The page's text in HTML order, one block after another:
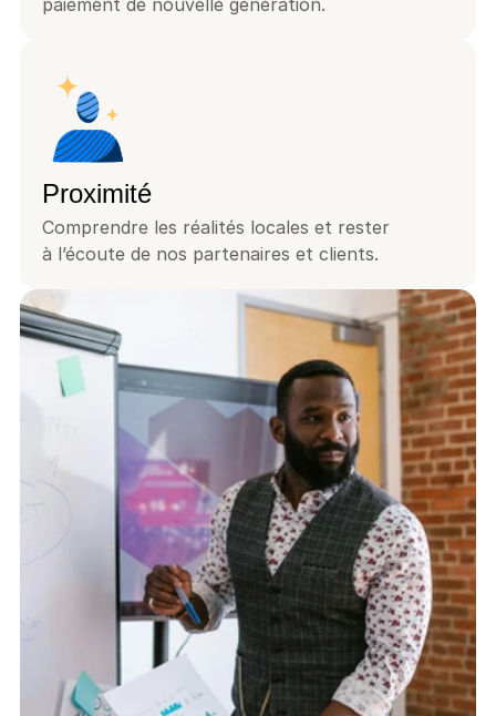
paiement de nouvelle génération.
Proximité
Comprendre les réalités locales et rester
à l’écoute de nos partenaires et clients.